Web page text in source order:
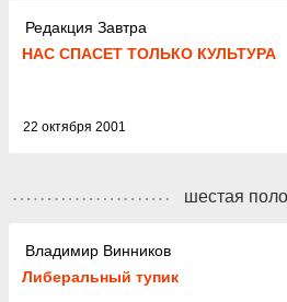
Редакция Завтра
НАС СПАСЕТ ТОЛЬКО КУЛЬТУРА
22 октября 2001
шестая
Владимир Винников
Либеральный тупик